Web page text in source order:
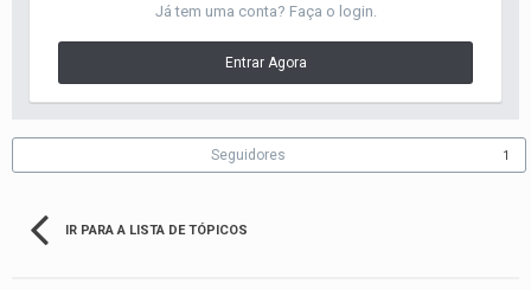
Já tem uma conta? Faça o login.
Entrar Agora
Seguidores 1
IR PARA A LISTA DE TÓPICOS